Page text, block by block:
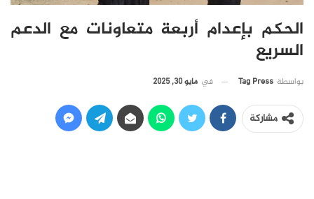
الحكم بإعدام أربعة متعاونات مع الدعم
السريع
بواسطة Tag Press في مايو 30, 2025
مشاركة